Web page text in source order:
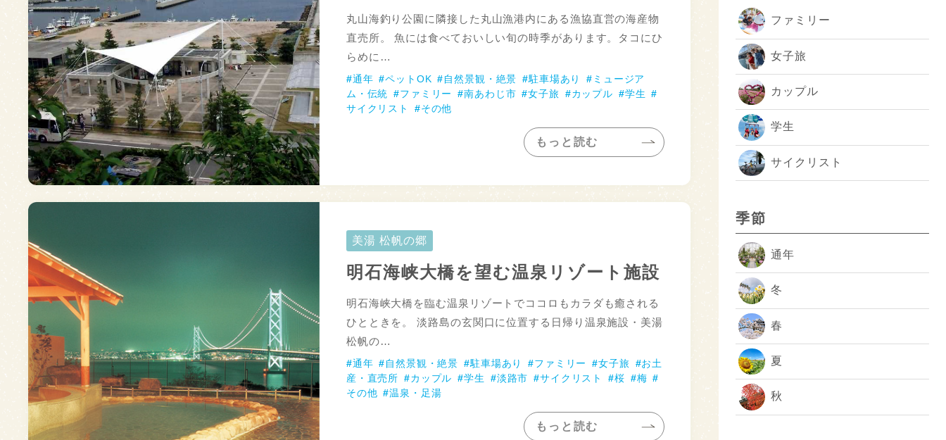
丸山海釣り公園に隣接した丸山漁港内にある漁協直営の海産物
直売所。 魚には食べておいしい旬の時季があります。タコにひ
らめに…
通年 ペットOK 自然景観・絶景 駐車場あり
ミュージア
ム・伝統
ファミリー 南あわじ市 女子旅 カップル
学生
サイクリスト
その他
もっと読む
美湯 松帆の郷
明石海峡大橋を望む温泉リゾート施設
明石海峡大橋を臨む温泉リゾートでココロもカラダも癒される
ひとときを。 淡路島の玄関口に位置する日帰り温泉施設・美湯
松帆の…
通年 自然景観・絶景 駐車場あり ファミリー 女子旅
お土
産・直売所
カップル 学生 淡路市 サイクリスト 桜
梅
その他
温泉・足湯
もっと読む
ファミリー
女子旅
カップル
学生
サイクリスト
季節
通年
冬
春
夏
秋